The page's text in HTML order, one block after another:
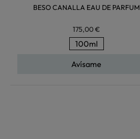
BESO CANALLA EAU DE PARFUM
175,00 €
100ml
Avísame